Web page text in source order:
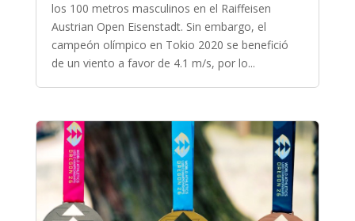
los 100 metros masculinos en el Raiffeisen
Austrian Open Eisenstadt. Sin embargo, el
campeón olímpico en Tokio 2020 se benefició
de un viento a favor de 4.1 m/s, por lo...